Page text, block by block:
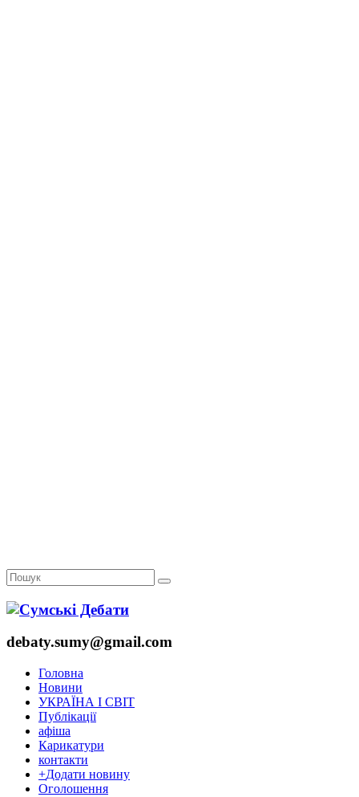
debaty.sumy@gmail.com
Головна
Новини
УКРАЇНА І СВІТ
Публікації
афіша
Карикатури
контакти
+Додати новину
Оголошення